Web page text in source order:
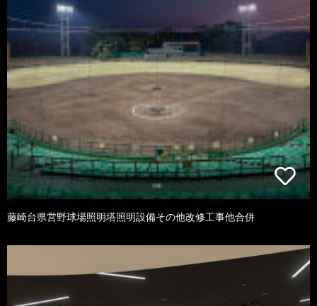
藤崎台県営野球場照明塔照明設備その他改修工事他合併